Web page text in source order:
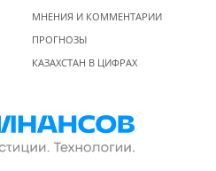
МНЕНИЯ И КОММЕНТАРИИ
ПРОГНОЗЫ
КАЗАХСТАН В ЦИФРАХ